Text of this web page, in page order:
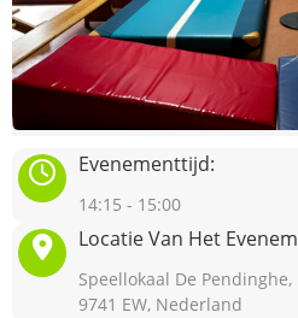
Evenementtijd:
14:15 - 15:00
Locatie Van Het
Speellokaal De
9741 EW, Nederland